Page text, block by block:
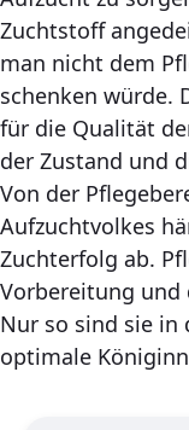
Zuchtstoff
man nicht dem
schenken würde.
für die Qualität
der Zustand und
Von der
Aufzuchtvolkes
Zuchterfolg ab.
Vorbereitung und
Nur so sind sie in
optimale